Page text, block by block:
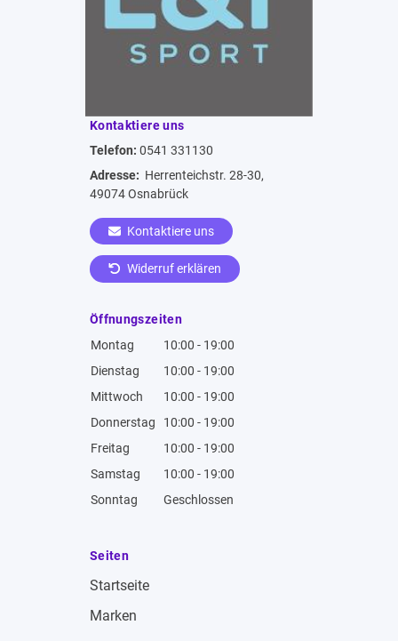
Kontaktiere uns
Telefon: 0541 331130
Adresse: Herrenteichstr. 28-30,
49074 Osnabrück
Kontaktiere uns
Widerruf erklären
Öffnungszeiten
Montag
10:00 - 19:00
Dienstag
10:00 - 19:00
Mittwoch
10:00 - 19:00
Donnerstag
10:00 - 19:00
Freitag
10:00 - 19:00
Samstag
10:00 - 19:00
Sonntag
Geschlossen
Seiten
Startseite
Marken